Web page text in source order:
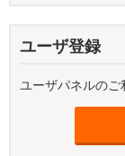
ユーザ登録
ユーザパネルのご